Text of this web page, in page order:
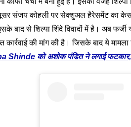
संजय कोहली पर सेक्शुअल हैरेसमेंट का केस
बाद से शिल्पा शिंदे विवादों में है। अब
कार्रवाई की मांग की है। जिसके बाद ये
Shinde को अशोक पंडित ने लगाई फटकार,